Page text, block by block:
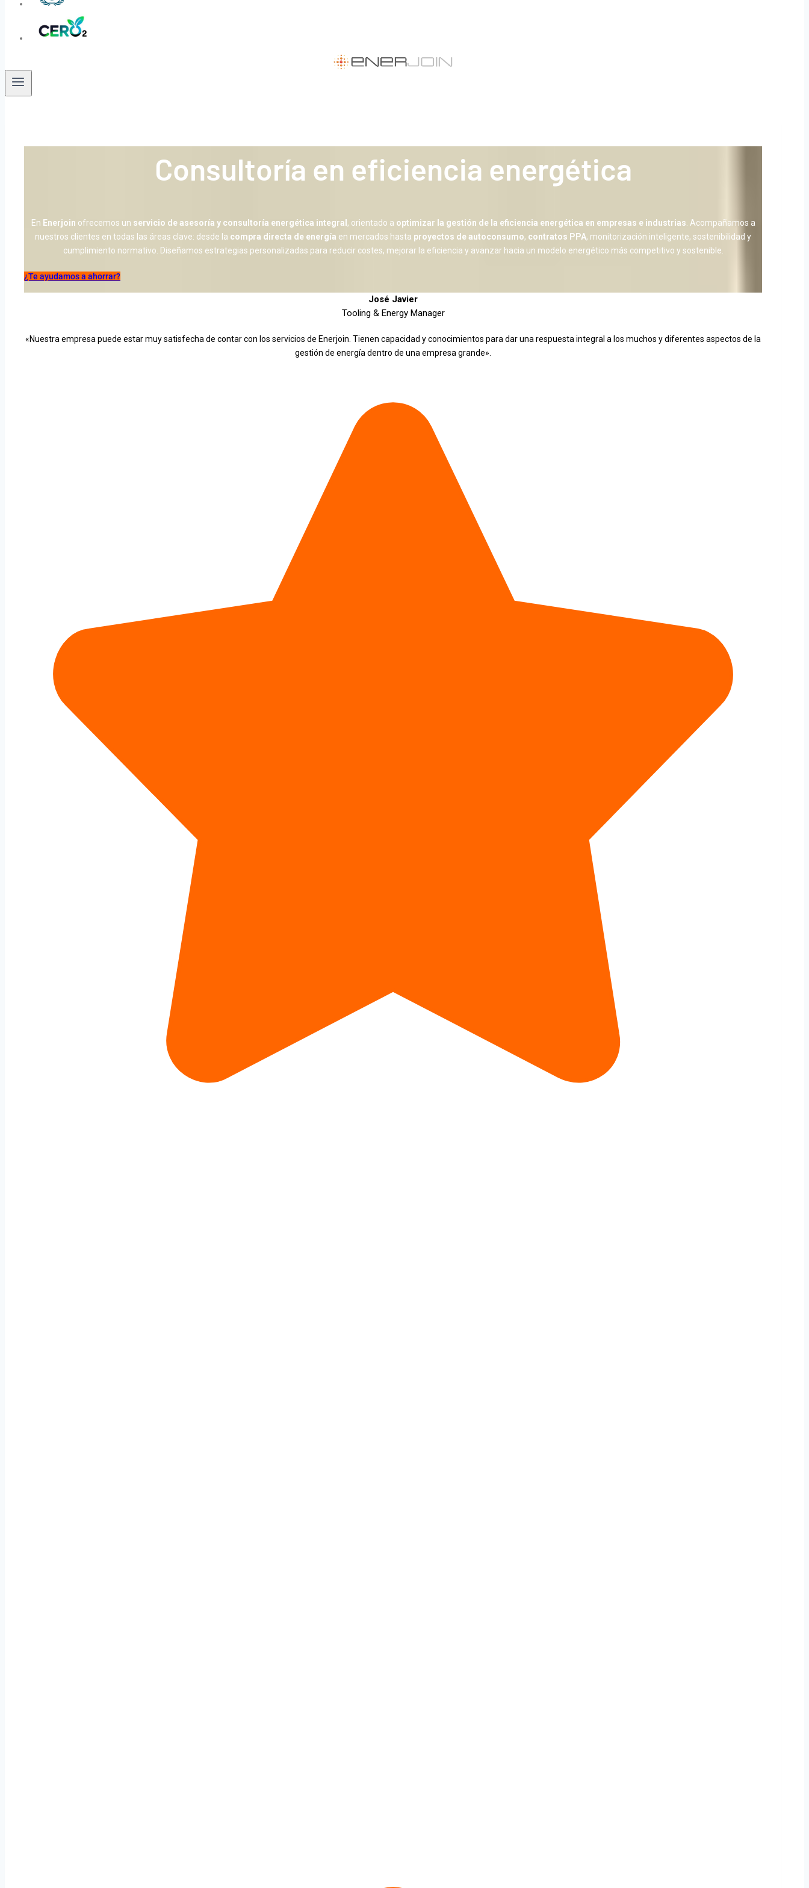
Consultoría en eficiencia energética
En Enerjoin ofrecemos un servicio de asesoría y consultoría energética integral , orientado a optimizar la gestión de la eficiencia energética en empresas e industrias . Acompañamos a
nuestros clientes en todas las áreas clave: desde la compra directa de energía en mercados hasta proyectos de autoconsumo, contratos PPA, monitorización inteligente, sostenibilidad y
cumplimiento normativo. Diseñamos estrategias personalizadas para reducir costes, mejorar la eficiencia y avanzar hacia un modelo energético más competitivo y sostenible.
¿Te ayudamos a ahorrar?
José Javier
Tooling & Energy Manager
«Nuestra empresa puede estar muy satisfecha de contar con los servicios de Enerjoin. Tienen capacidad y conocimientos para dar una respuesta integral a los muchos y diferentes aspectos de la
gestión de energía dentro de una empresa grande».